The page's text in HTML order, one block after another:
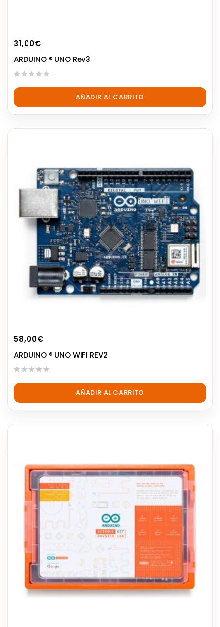
31,00€
ARDUINO ® UNO Rev3
out
5
AÑADIR AL CARRITO
58,00€
ARDUINO ® UNO WIFI REV2
out
5
AÑADIR AL CARRITO